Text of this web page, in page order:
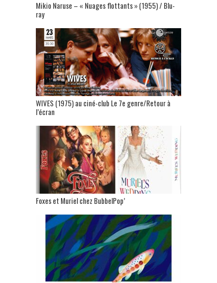
Mikio Naruse – « Nuages flottants » (1955) / Blu-
ray
WIVES (1975) au ciné-club Le 7e genre/Retour à
l’écran
Foxes et Muriel chez BubbelPop’